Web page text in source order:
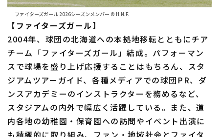
ファイターズガール 2026シーズンメンバー © H.N.F.
【ファイターズガール】
2004年、球団の北海道への本拠地移転とともにチア
チーム「ファイターズガール」結成。パフォーマン
スで球場を盛り上げ応援することはもちろん、スタ
ジアムツアーガイド、各種メディアでの球団PR、ダ
ンスアカデミーのインストラクターを務めるなど、
スタジアムの内外で幅広く活躍している。また、道
内各地の幼稚園・保育園への訪問やイベント出演に